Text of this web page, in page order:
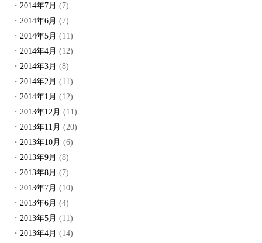
2014年7月 (7)
2014年6月 (7)
2014年5月 (11)
2014年4月 (12)
2014年3月 (8)
2014年2月 (11)
2014年1月 (12)
2013年12月 (11)
2013年11月 (20)
2013年10月 (6)
2013年9月 (8)
2013年8月 (7)
2013年7月 (10)
2013年6月 (4)
2013年5月 (11)
2013年4月 (14)